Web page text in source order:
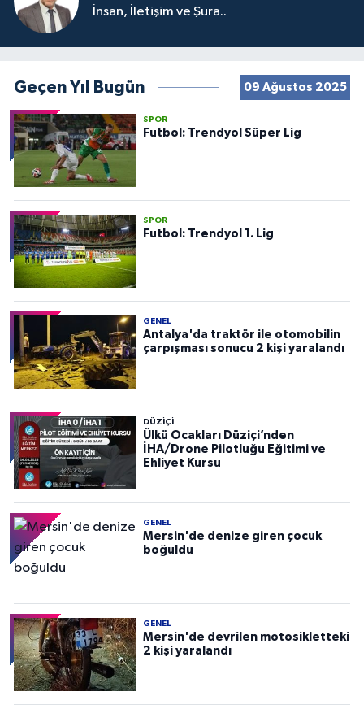
İnsan, İletişim ve Şura..
Geçen Yıl Bugün 09 Ağustos 2025
SPOR
Futbol: Trendyol Süper Lig
SPOR
Futbol: Trendyol 1. Lig
GENEL
Antalya'da traktör ile otomobilin
çarpışması sonucu 2 kişi yaralandı
DÜZIÇI
Ülkü Ocakları Düziçi’nden
İHA/Drone Pilotluğu Eğitimi ve
Ehliyet Kursu
GENEL
Mersin'de denize giren çocuk
boğuldu
GENEL
Mersin'de devrilen motosikletteki
2 kişi yaralandı